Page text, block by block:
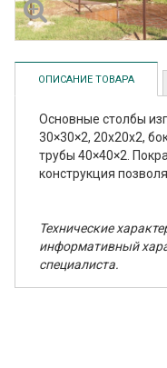
ОПИСАНИЕ ТОВАРА
Основные столбы
30×30×2, 20х20х2,
трубы 40×40×2.
конструкция
Технические
информативный
специалиста.